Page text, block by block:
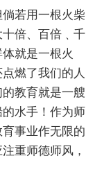
若用一根火柴
倍、百倍﹑千
就是一根火
燃了我们的人
教育就是一艘
水手！作为师
事业作无限的
重师德师风，